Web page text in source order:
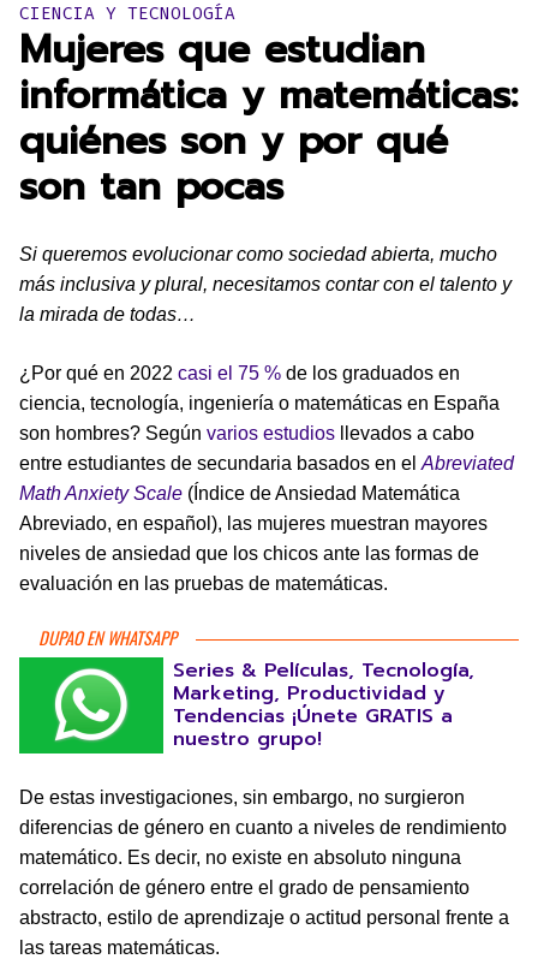
Publicado en:
CIENCIA Y TECNOLOGÍA
Mujeres que estudian
informática y matemáticas:
quiénes son y por qué
son tan pocas
Si queremos evolucionar como sociedad abierta, mucho
más inclusiva y plural, necesitamos contar con el talento y
la mirada de todas…
¿Por qué en 2022 casi el 75 % de los graduados en
ciencia, tecnología, ingeniería o matemáticas en España
son hombres? Según varios estudios llevados a cabo
entre estudiantes de secundaria basados en el Abreviated
Math Anxiety Scale (Índice de Ansiedad Matemática
Abreviado, en español), las mujeres muestran mayores
niveles de ansiedad que los chicos ante las formas de
evaluación en las pruebas de matemáticas.
DUPAO EN WHATSAPP
Series & Películas, Tecnología,
Marketing, Productividad y
Tendencias ¡Únete GRATIS a
nuestro grupo!
De estas investigaciones, sin embargo, no surgieron
diferencias de género en cuanto a niveles de rendimiento
matemático. Es decir, no existe en absoluto ninguna
correlación de género entre el grado de pensamiento
abstracto, estilo de aprendizaje o actitud personal frente a
las tareas matemáticas.